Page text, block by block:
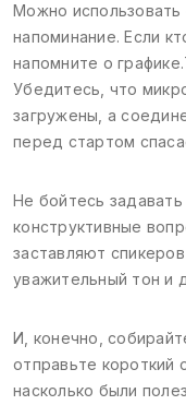
Можно использовать
напоминание. Если
напомните о
Убедитесь, что
загружены, а
перед стартом
Не бойтесь
конструктивные
заставляют
уважительный тон и
И, конечно,
отправьте короткий
насколько были